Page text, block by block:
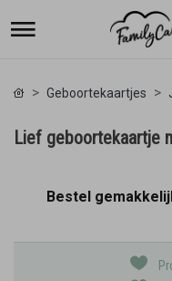
Geboortekaartjes
Lief geboortekaartje
Bestel